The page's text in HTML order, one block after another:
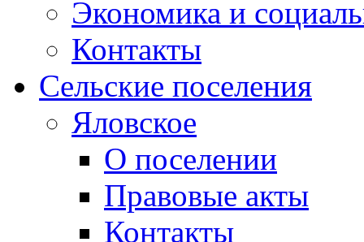
Экономика и
Контакты
Сельские поселения
Яловское
О поселении
Правовые акты
Контакты